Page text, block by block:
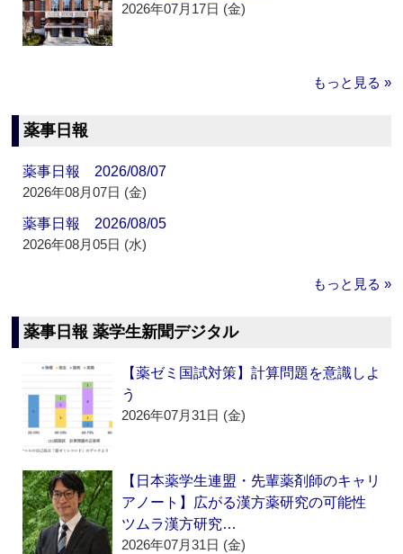
2026年07月17日 (金)
もっと見る »
薬事日報
薬事日報 2026/08/07
2026年08月07日 (金)
薬事日報 2026/08/05
2026年08月05日 (水)
もっと見る »
薬事日報 薬学生新聞デジタル
【薬ゼミ国試対策】計算問題を意識しよ
う
2026年07月31日 (金)
【日本薬学生連盟・先輩薬剤師のキャリ
アノート】広がる漢方薬研究の可能性
ツムラ漢方研究…
2026年07月31日 (金)